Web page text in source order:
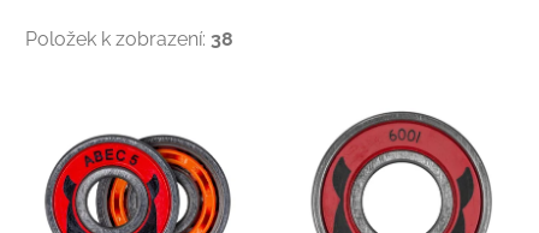
Položek k zobrazení: 38